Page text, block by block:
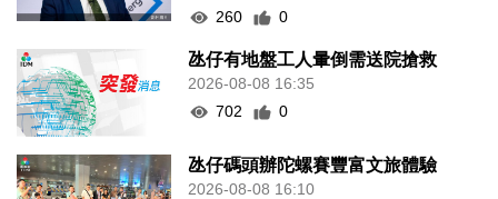
260
0
氹仔有地盤工人暈倒需送院搶救
2026-08-08 16:35
702
0
氹仔碼頭辦陀螺賽豐富文旅體驗
2026-08-08 16:10